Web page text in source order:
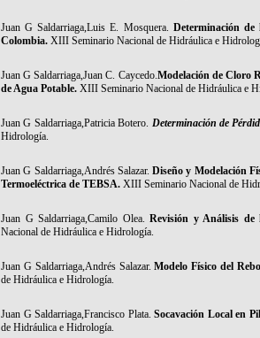
Juan G Saldarriaga,Luis E. Mosquera. Determinación
Colombia. XIII Seminario Nacional de Hidráulica e
Juan G Saldarriaga,Juan C. Caycedo.Modelación de Cloro
de Agua Potable. XIII Seminario Nacional de Hidráulica e
Juan G Saldarriaga,Patricia Botero. Determinación de
Hidrología.
Juan G Saldarriaga,Andrés Salazar.Diseño y Modelación
Termoeléctrica de TEBSA. XIII Seminario Nacional de
Juan G Saldarriaga,Camilo Olea. Revisión y Análisis de
Nacional de Hidráulica e Hidrología.
Juan G Saldarriaga,Andrés Salazar.Modelo Físico del
de Hidráulica e Hidrología.
Juan G Saldarriaga,Francisco Plata.Socavación Local en
de Hidráulica e Hidrología.